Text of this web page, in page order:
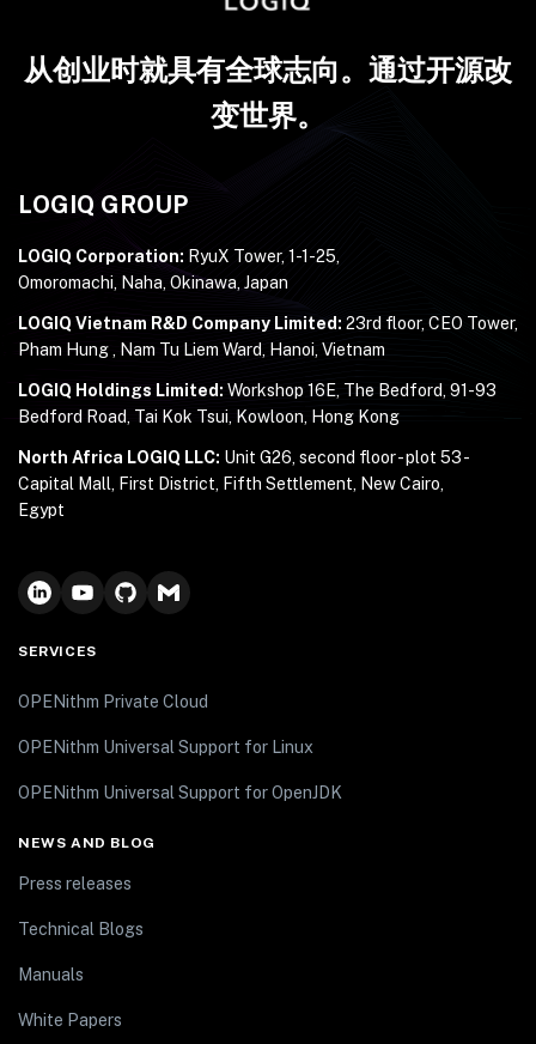
从创业时就具有全球志向。通过开源改
变世界。
LOGIQ GROUP
LOGIQ Corporation: RyuX Tower, 1-1-25,
Omoromachi, Naha, Okinawa, Japan
LOGIQ Vietnam R&D Company Limited: 23rd floor, CEO Tower,
Pham Hung , Nam Tu Liem Ward, Hanoi, Vietnam
LOGIQ Holdings Limited: Workshop 16E, The Bedford, 91-93
Bedford Road, Tai Kok Tsui, Kowloon, Hong Kong
North Africa LOGIQ LLC: Unit G26, second floor - plot 53 -
Capital Mall, First District, Fifth Settlement, New Cairo,
Egypt
SERVICES
OPENithm Private Cloud
OPENithm Universal Support for Linux
OPENithm Universal Support for OpenJDK
NEWS AND BLOG
Press releases
Technical Blogs
Manuals
White Papers